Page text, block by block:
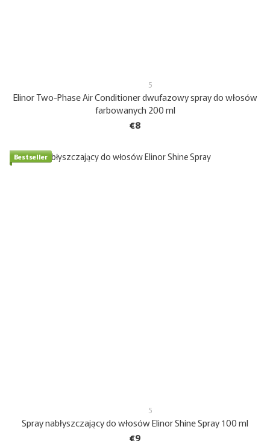
5
Elinor Two-Phase Air Conditioner dwufazowy spray do włosów
farbowanych 200 ml
€8
Bestseller
5
Spray nabłyszczający do włosów Elinor Shine Spray 100 ml
€9